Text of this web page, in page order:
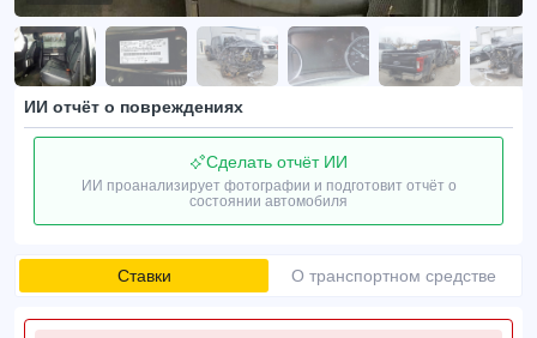
ИИ отчёт о повреждениях
Сделать отчёт ИИ
ИИ проанализирует фотографии и подготовит отчёт о
состоянии автомобиля
Ставки О транспортном средстве